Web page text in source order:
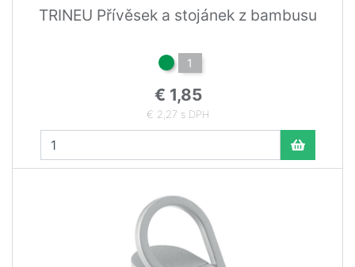
TRINEU Přívěsek a stojánek z bambusu
1
€ 1,85
€ 2,27 s DPH